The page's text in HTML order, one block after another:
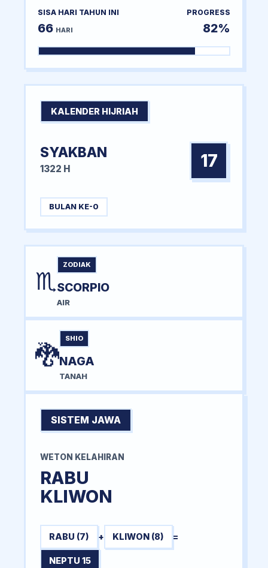
SISA HARI TAHUN INI
66 HARI
PROGRESS
82%
KALENDER HIJRIAH
SYAKBAN
1322 H 17
BULAN KE-0
♏
ZODIAK
SCORPIO
AIR
🐉
SHIO
NAGA
TANAH
SISTEM JAWA
WETON KELAHIRAN
RABU
KLIWON
RABU (7) + KLIWON (8) =
NEPTU 15